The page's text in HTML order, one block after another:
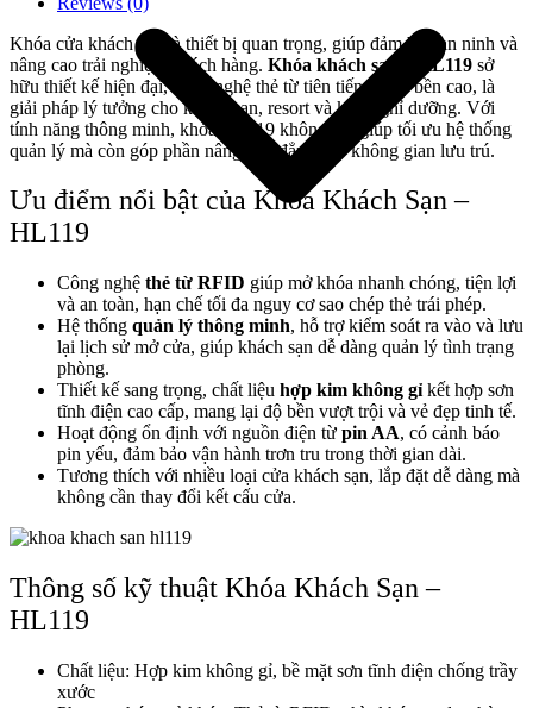
Giới thiệu công ty
Khóa cửa khách sạn là thiết bị quan trọng, giúp đảm bảo an ninh và
nâng cao trải nghiệm khách hàng. Khóa khách sạn – HL119 sở
hữu thiết kế hiện đại, công nghệ thẻ từ tiên tiến và độ bền cao, là
giải pháp lý tưởng cho khách sạn, resort và khu nghỉ dưỡng. Với
tính năng thông minh, khóa HL119 không chỉ giúp tối ưu hệ thống
quản lý mà còn góp phần nâng tầm đẳng cấp không gian lưu trú.
Ưu điểm nổi bật của Khóa Khách Sạn –
HL119
Công nghệ thẻ từ RFID giúp mở khóa nhanh chóng, tiện lợi
và an toàn, hạn chế tối đa nguy cơ sao chép thẻ trái phép.
Hệ thống quản lý thông minh, hỗ trợ kiểm soát ra vào và lưu
lại lịch sử mở cửa, giúp khách sạn dễ dàng quản lý tình trạng
phòng.
Thiết kế sang trọng, chất liệu hợp kim không gỉ kết hợp sơn
tĩnh điện cao cấp, mang lại độ bền vượt trội và vẻ đẹp tinh tế.
Hoạt động ổn định với nguồn điện từ pin AA, có cảnh báo
pin yếu, đảm bảo vận hành trơn tru trong thời gian dài.
Tương thích với nhiều loại cửa khách sạn, lắp đặt dễ dàng mà
không cần thay đổi kết cấu cửa.
Thông số kỹ thuật Khóa Khách Sạn –
HL119
Chất liệu: Hợp kim không gỉ, bề mặt sơn tĩnh điện chống trầy
xước